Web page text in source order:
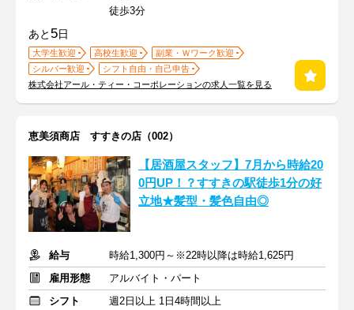
徒歩3分
あと 5日
大学生歓迎 高校生歓迎
副業・Ｗワーク歓迎
シルバー歓迎
シフト自由・自己申告
株式会社アール・ティー・コーポレーションの求人一覧を見る
恵美須商店 すすきの店（002）
【居酒屋スタッフ】7月から時給20
0円UP！？すすきの駅徒歩1分の好
立地★髪型・髪色自由◎
給与
時給1,300円～※22時以降は時給1,625円
雇用形態
アルバイト・パート
シフト
週2日以上 1日4時間以上